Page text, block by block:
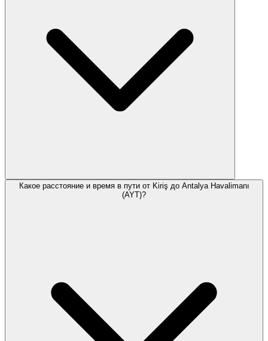
Какое расстояние и время в пути от Kiriş до Antalya Havalimanı
(AYT)?